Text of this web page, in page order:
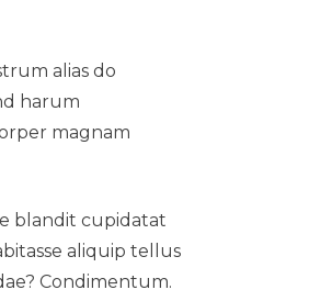
alias do
harum
magnam
blandit cupidatat
aliquip tellus
Condimentum.